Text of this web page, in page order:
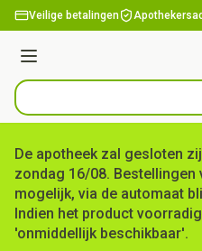
Ga naar de inhoud
Veilige betalingen
Menu
Product, merk, categorie...
De apotheek zal gesloten
zondag 16/08. Bestellingen
mogelijk, via de automaat
Indien het product
'onmiddellijk beschikbaar'.